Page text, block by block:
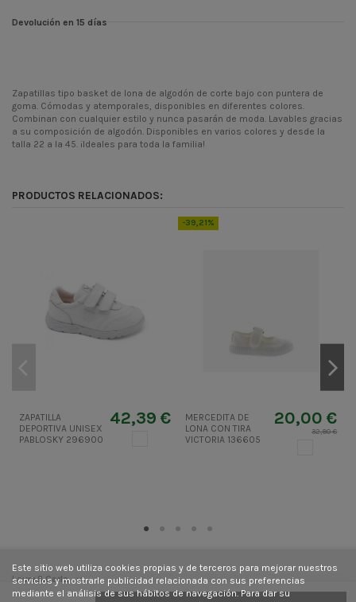
Devolución en 15 días
Zapatillas tipo basket de lona de algodón de corte bajo con puntera de
goma. Cómodas y atemporales, disponibles en diferentes colores.
Combinan con cualquier estilo y nunca pasarán de moda. Lavables gracias
a su composición de algodón. Disponibles en varios colores y desde la
talla 22 a la 45. ¡Ideales para toda la familia!
PRODUCTOS RELACIONADOS:
ZAPATILLA
DEPORTIVA UNISEX
PABLOSKY 296900
42,39 €
-39,21%
MERCEDITA DE
LONA CON TIRA
VICTORIA 136605
20,00 €
32,90 €
Laura&Carla
Este sitio web utiliza cookies propias y de terceros para mejorar nuestros
servicios y mostrarle publicidad relacionada con sus preferencias
mediante el análisis de sus hábitos de navegación. Para dar su